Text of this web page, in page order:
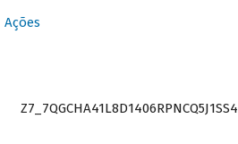
Ações
Z7_7QGCHA41L8D1406RPNCQ5J1SS4